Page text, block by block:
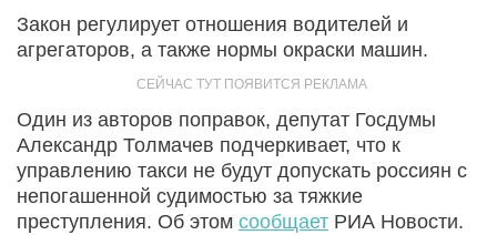
Закон регулирует отношения водителей и
агрегаторов, а также нормы окраски машин.
Один из авторов поправок, депутат Госдумы
Александр Толмачев подчеркивает, что к
управлению такси не будут допускать россиян с
непогашенной судимостью за тяжкие
преступления. Об этом сообщает РИА Новости.